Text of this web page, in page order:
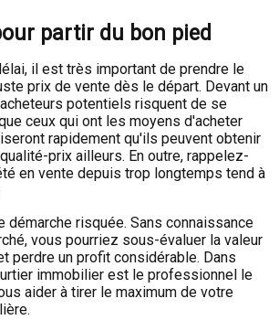
partir du bon pied
il est très important de prendre le
prix de vente dès le départ. Devant un
potentiels risquent de se
ceux qui ont les moyens d'acheter
rapidement qu'ils peuvent obtenir
prix ailleurs. En outre, rappelez-
en vente depuis trop longtemps tend à
démarche risquée. Sans connaissance
vous pourriez sous-évaluer la valeur
perdre un profit considérable. Dans
immobilier est le professionnel le
aider à tirer le maximum de votre